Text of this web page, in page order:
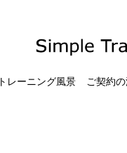
トレーニング風景 ご契約